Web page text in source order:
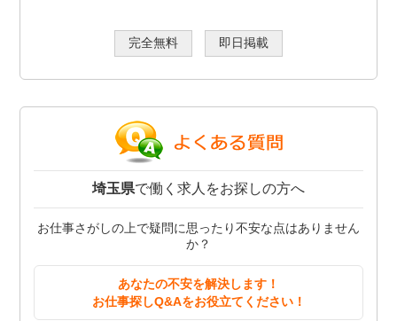
完全無料 即日掲載
埼玉県で働く求人をお探しの方へ
お仕事さがしの上で疑問に思ったり不安な点はありません
か？
あなたの不安を解決します！
お仕事探しQ&Aをお役立てください！